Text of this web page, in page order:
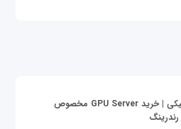
قیمت سرور گرافیکی | خرید GPU Server مخصوص